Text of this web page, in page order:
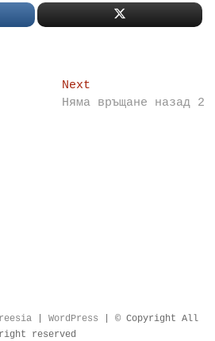
NextNext
post:
Няма връщане назад 2
| WordPress | © Copyright All
right reserved